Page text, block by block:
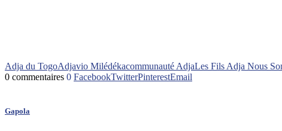
Adja du TogoAdjavio Milédékacommunauté AdjaLes Fils Adja Nous
0 commentaires 0 FacebookTwitterPinterestEmail
Gapola